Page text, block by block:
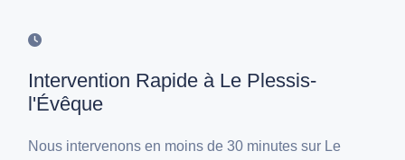
Intervention Rapide à Le Plessis-
l'Évêque
Nous intervenons en moins de 30 minutes sur Le